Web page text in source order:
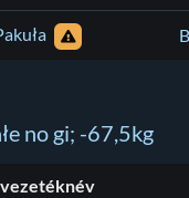
no gi; -67,5kg